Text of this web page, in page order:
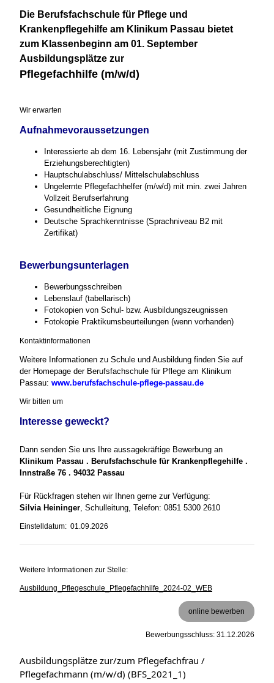
Die Berufsfachschule für Pflege und
Krankenpflegehilfe am Klinikum Passau bietet
zum Klassenbeginn am 01. September
Ausbildungsplätze zur
Pflegefachhilfe (m/w/d)
Wir erwarten
Aufnahmevoraussetzungen
Interessierte ab dem 16. Lebensjahr (mit Zustimmung der
Erziehungsberechtigten)
Hauptschulabschluss/ Mittelschulabschluss
Ungelernte Pflegefachhelfer (m/w/d) mit min. zwei Jahren
Vollzeit Berufserfahrung
Gesundheitliche Eignung
Deutsche Sprachkenntnisse (Sprachniveau B2 mit
Zertifikat)
Bewerbungsunterlagen
Bewerbungsschreiben
Lebenslauf (tabellarisch)
Fotokopien von Schul- bzw. Ausbildungszeugnissen
Fotokopie Praktikumsbeurteilungen (wenn vorhanden)
Kontaktinformationen
Weitere Informationen zu Schule und Ausbildung finden Sie auf
der Homepage der Berufsfachschule für Pflege am Klinikum
Passau: www.berufsfachschule-pflege-passau.de
Wir bitten um
Interesse geweckt?
Dann senden Sie uns Ihre aussagekräftige Bewerbung an
Klinikum Passau . Berufsfachschule für Krankenpflegehilfe .
Innstraße 76 . 94032 Passau
Für Rückfragen stehen wir Ihnen gerne zur Verfügung:
Silvia Heininger , Schulleitung, Telefon: 0851 5300 2610
Einstelldatum: 01.09.2026
Weitere Informationen zur Stelle:
Ausbildung_Pflegeschule_Pflegefachhilfe_2024-02_WEB
online bewerben
Bewerbungsschluss: 31.12.2026
Ausbildungsplätze zur/zum Pflegefachfrau /
Pflegefachmann (m/w/d) (BFS_2021_1)